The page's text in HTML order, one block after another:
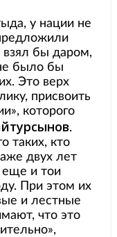
у нации не
взял бы даром,
было бы
Это верх
присвоить
которого
.
таких, кто
двух лет
еще и тои
При этом их
и лестные
что это